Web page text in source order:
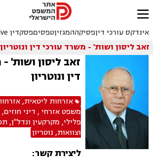

אינדקס עורכי דיןפסיקההמגזיןטפסיםפסקדין Live
זאב ליסון ושות' - משרד עורכי דין ונוטריון
זאב ליסון ושות'
דין ונוטריון
אזרחות ליטאית,
משפט אזרחי , דיני חוזים,
פלילי, מקרקעין ונדל"ן,
וצוואות, נוטריון
ליצירת קשר: